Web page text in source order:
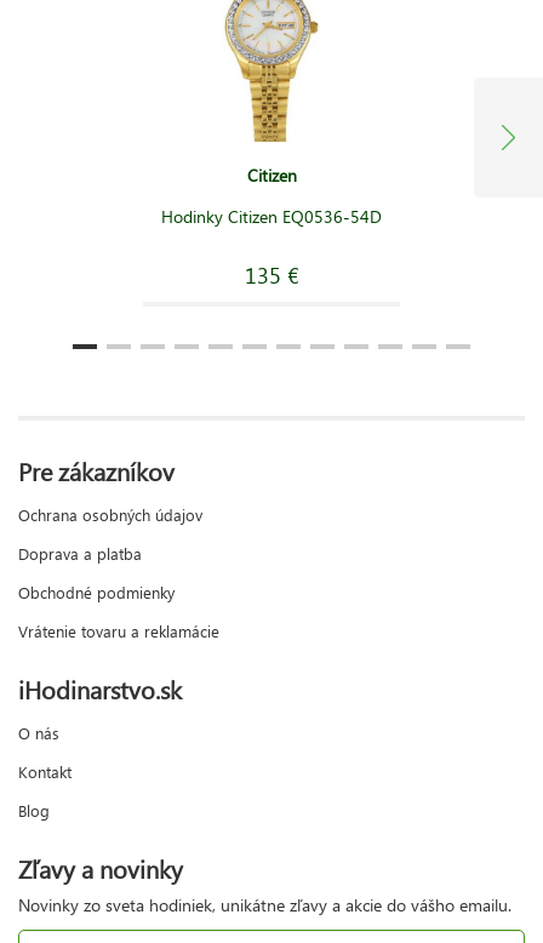
Citizen
Hodinky Citizen EQ0536-54D
135 €
Pre zákazníkov
Ochrana osobných údajov
Doprava a platba
Obchodné podmienky
Vrátenie tovaru a reklamácie
iHodinarstvo.sk
O nás
Kontakt
Blog
Zľavy a novinky
Novinky zo sveta hodiniek, unikátne zľavy a akcie do vášho emailu.